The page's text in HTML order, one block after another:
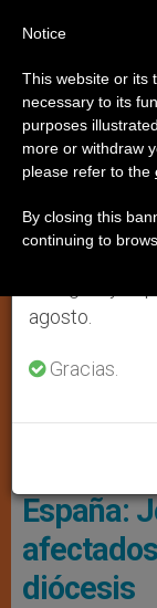
IGLESIA LOCAL
Mascarilla Contra
España:
diócesis
Aviso
Del 27 de
anual,
se generan
agosto.
Gracias.
Notice
This website or its
necessary to its
purposes
more or withdraw
please refer to the
By closing this
continuing to